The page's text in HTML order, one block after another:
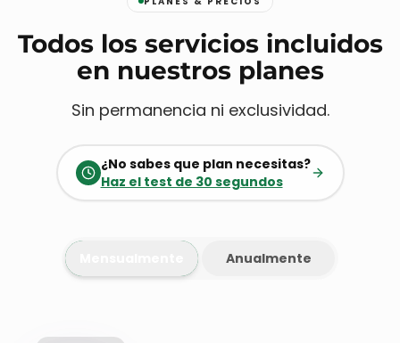
Todos los servicios incluidos
en nuestros planes
Sin permanencia ni exclusividad.
¿No sabes que plan necesitas?
Haz el test de 30 segundos
Anualmente